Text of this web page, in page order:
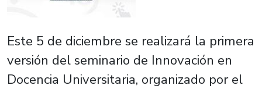
Este 5 de diciembre se realizará la primera
versión del seminario de Innovación en
Docencia Universitaria, organizado por el